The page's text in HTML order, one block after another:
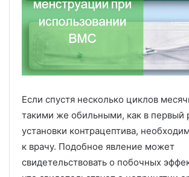
Если спустя несколько циклов
такими же обильными, как в первый
установки контрацептива,
к врачу. Подобное явление может
свидетельствовать о побочных